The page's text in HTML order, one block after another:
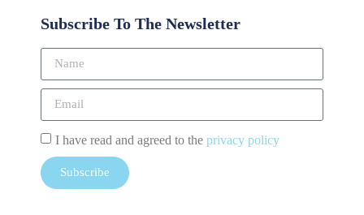
Subscribe To The Newsletter
I have read and agreed to the privacy policy
Subscribe